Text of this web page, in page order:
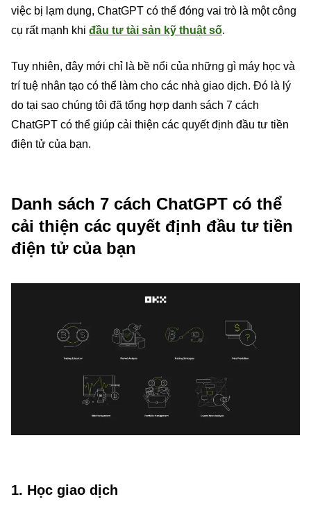
việc bị lạm dụng, ChatGPT có thể đóng vai trò là một công
cụ rất mạnh khi đầu tư tài sản kỹ thuật số.
Tuy nhiên, đây mới chỉ là bề nổi của những gì máy học và
trí tuệ nhân tạo có thể làm cho các nhà giao dịch. Đó là lý
do tại sao chúng tôi đã tổng hợp danh sách 7 cách
ChatGPT có thể giúp cải thiện các quyết định đầu tư tiền
điện tử của bạn.
Danh sách 7 cách ChatGPT có thể
cải thiện các quyết định đầu tư tiền
điện tử của bạn
1. Học giao dịch